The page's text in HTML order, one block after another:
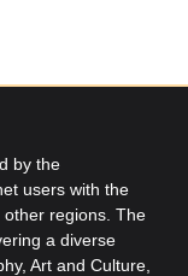
by the
users with the
regions. The
a diverse
Art and Culture,